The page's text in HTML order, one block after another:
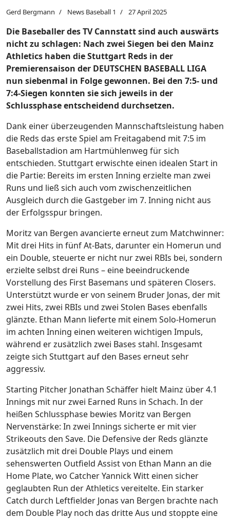
Gerd Bergmann News Baseball 1 27 April 2025
Die Baseballer des TV Cannstatt sind auch auswärts
nicht zu schlagen: Nach zwei Siegen bei den Mainz
Athletics haben die Stuttgart Reds in der
Premierensaison der DEUTSCHEN BASEBALL LIGA
nun siebenmal in Folge gewonnen. Bei den 7:5- und
7:4-Siegen konnten sie sich jeweils in der
Schlussphase entscheidend durchsetzen.
Dank einer überzeugenden Mannschaftsleistung haben
die Reds das erste Spiel am Freitagabend mit 7:5 im
Baseballstadion am Hartmühlenweg für sich
entschieden. Stuttgart erwischte einen idealen Start in
die Partie: Bereits im ersten Inning erzielte man zwei
Runs und ließ sich auch vom zwischenzeitlichen
Ausgleich durch die Gastgeber im 7. Inning nicht aus
der Erfolgsspur bringen.
Moritz van Bergen avancierte erneut zum Matchwinner:
Mit drei Hits in fünf At-Bats, darunter ein Homerun und
ein Double, steuerte er nicht nur zwei RBIs bei, sondern
erzielte selbst drei Runs – eine beeindruckende
Vorstellung des First Basemans und späteren Closers.
Unterstützt wurde er von seinem Bruder Jonas, der mit
zwei Hits, zwei RBIs und zwei Stolen Bases ebenfalls
glänzte. Ethan Mann lieferte mit einem Solo-Homerun
im achten Inning einen weiteren wichtigen Impuls,
während er zusätzlich zwei Bases stahl. Insgesamt
zeigte sich Stuttgart auf den Bases erneut sehr
aggressiv.
Starting Pitcher Jonathan Schäffer hielt Mainz über 4.1
Innings mit nur zwei Earned Runs in Schach. In der
heißen Schlussphase bewies Moritz van Bergen
Nervenstärke: In zwei Innings sicherte er mit vier
Strikeouts den Save. Die Defensive der Reds glänzte
zusätzlich mit drei Double Plays und einem
sehenswerten Outfield Assist von Ethan Mann an die
Home Plate, wo Catcher Yannick Witt einen sicher
geglaubten Run der Athletics vereitelte. Ein starker
Catch durch Leftfielder Jonas van Bergen brachte nach
dem Double Play noch das dritte Aus und stoppte eine